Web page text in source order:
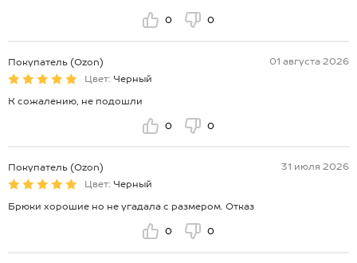
0 0
Покупатель (Ozon)
01 августа 2026
Цвет: Черный
К сожалению, не подошли
0 0
Покупатель (Ozon)
31 июля 2026
Цвет: Черный
Брюки хорошие но не угадала с размером. Отказ
0 0